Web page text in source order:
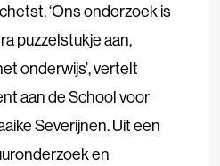
‘Ons onderzoek is
puzzelstukje aan,
onderwijs’, vertelt
aan de School voor
Severijnen. Uit een
en